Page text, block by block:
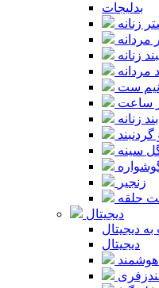
بدلیجات
زنانه
مردانه
زنانه
مردانه
ست
ساعت
زنانه
گردنبند
سینه
زنجیر
حلقه
دیجیتال
دیجیتال
دیجیتال